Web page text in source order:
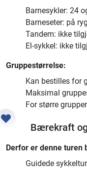
Barnesykler: 24
Barneseter: på
Tandem: ikke
El-sykkel: ikke
Gruppestørrelse:
Kan bestilles for
Maksimal
For større
Bærekraft
Derfor er denne turen
Guidede